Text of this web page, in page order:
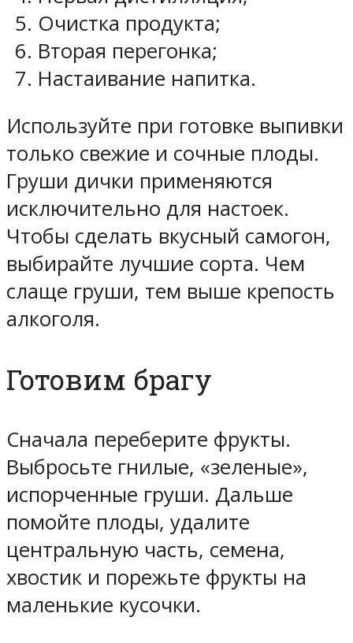
Очистка продукта;
Вторая перегонка;
Настаивание напитка.
Используйте при готовке выпивки
только свежие и сочные плоды.
Груши дички применяются
исключительно для настоек.
Чтобы сделать вкусный самогон,
выбирайте лучшие сорта. Чем
слаще груши, тем выше крепость
алкоголя.
Готовим брагу
Сначала переберите фрукты.
Выбросьте гнилые, «зеленые»,
испорченные груши. Дальше
помойте плоды, удалите
центральную часть, семена,
хвостик и порежьте фрукты на
маленькие кусочки.